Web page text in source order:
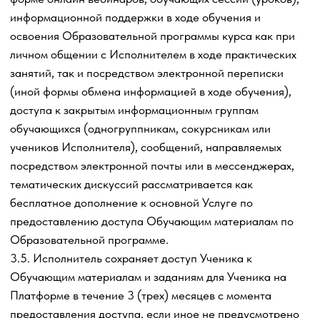
субъективным восприятием Исполнителя и
соответствующей целевой направленностью Тарифа и
Пакета услуг.
4.10. Исполнитель не несет ответственности за
достижение желаемого результата Учеником в
определенном либо неопределенном будущем, а также
за прямые и косвенные убытки Ученика, поскольку
успешность использования Учеником полученной
информации, обучающих материалов и навыков зависит
от многих известных и неизвестных Исполнителю
факторов: целеустремленности, трудолюбия, упорства,
уровня интеллектуального развития, способностей
Ученика, других его индивидуальных качеств,
персональных характеристик и внешних обстоятельств,
что принимается обеими Сторонами.
4.11. Несоответствие ожиданиям и(или) отрицательная
субъективная оценка не являются основаниями считать
услуги оказанными некачественно или не в
согласованном объеме. Также не являются такими
основаниями мнения третьих лиц, отличные от мнения
Исполнителя (его сотрудников и(или) партнеров).
4.12. Практические очные занятия проводятся в
дистанционном формате с использованием
информационно-телекоммуникационной сети Интернет.